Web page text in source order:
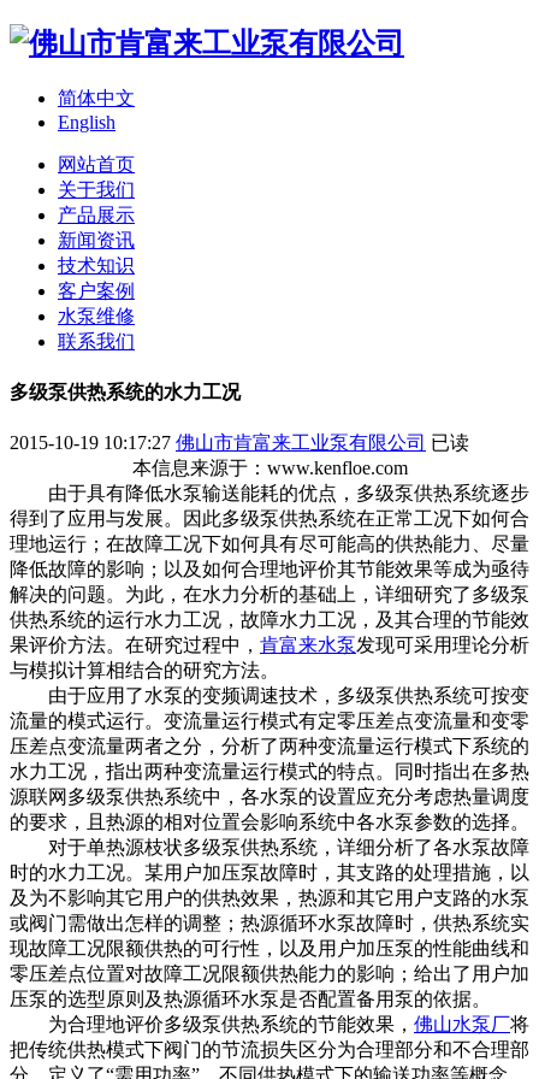
简体中文
English
网站首页
关于我们
产品展示
新闻资讯
技术知识
客户案例
水泵维修
联系我们
多级泵供热系统的水力工况
2015-10-19 10:17:27 佛山市肯富来工业泵有限公司 已读
本信息来源于：www.kenfloe.com
由于具有降低水泵输送能耗的优点，多级泵供热系统逐步
得到了应用与发展。因此多级泵供热系统在正常工况下如何合
理地运行；在故障工况下如何具有尽可能高的供热能力、尽量
降低故障的影响；以及如何合理地评价其节能效果等成为亟待
解决的问题。为此，在水力分析的基础上，详细研究了多级泵
供热系统的运行水力工况，故障水力工况，及其合理的节能效
果评价方法。在研究过程中， 肯富来水泵发现可采用理论分析
与模拟计算相结合的研究方法。
由于应用了水泵的变频调速技术，多级泵供热系统可按变
流量的模式运行。变流量运行模式有定零压差点变流量和变零
压差点变流量两者之分，分析了两种变流量运行模式下系统的
水力工况，指出两种变流量运行模式的特点。同时指出在多热
源联网多级泵供热系统中，各水泵的设置应充分考虑热量调度
的要求，且热源的相对位置会影响系统中各水泵参数的选择。
对于单热源枝状多级泵供热系统，详细分析了各水泵故障
时的水力工况。某用户加压泵故障时，其支路的处理措施，以
及为不影响其它用户的供热效果，热源和其它用户支路的水泵
或阀门需做出怎样的调整；热源循环水泵故障时，供热系统实
现故障工况限额供热的可行性，以及用户加压泵的性能曲线和
零压差点位置对故障工况限额供热能力的影响；给出了用户加
压泵的选型原则及热源循环水泵是否配置备用泵的依据。
为合理地评价多级泵供热系统的节能效果， 佛山水泵厂将
把传统供热模式下阀门的节流损失区分为合理部分和不合理部